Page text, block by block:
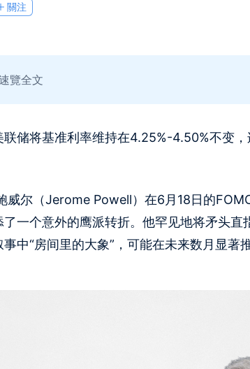
關注
覽全文
储将基准利率维持在4.25%-4.50%不变
威尔（Jerome Powell）在6月18日的
一个意外的鹰派转折。他罕见地将矛头直
中“房间里的大象”，可能在未来数月显著